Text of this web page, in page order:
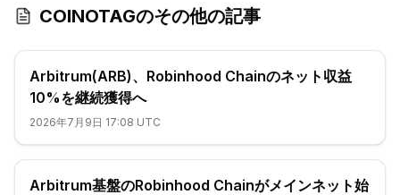
COINOTAGのその他の記事
Arbitrum(ARB)、Robinhood Chainのネット収益
10%を継続獲得へ
2026年7月9日 17:08 UTC
Arbitrum基盤のRobinhood Chainがメインネット始